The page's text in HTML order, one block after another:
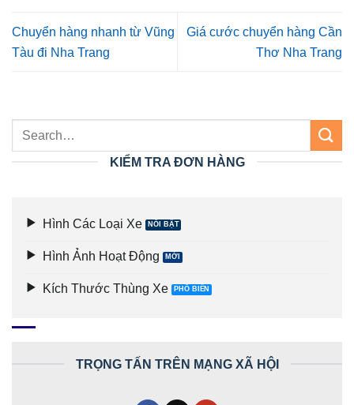
Chuyển hàng nhanh từ Vũng
Tàu đi Nha Trang
Giá cước chuyển hàng Cần
Thơ Nha Trang
KIỂM TRA ĐƠN HÀNG
Hình Các Loại Xe
Hình Ảnh Hoạt Động
Kích Thước Thùng Xe
TRỌNG TẤN TRÊN MẠNG XÃ HỘI